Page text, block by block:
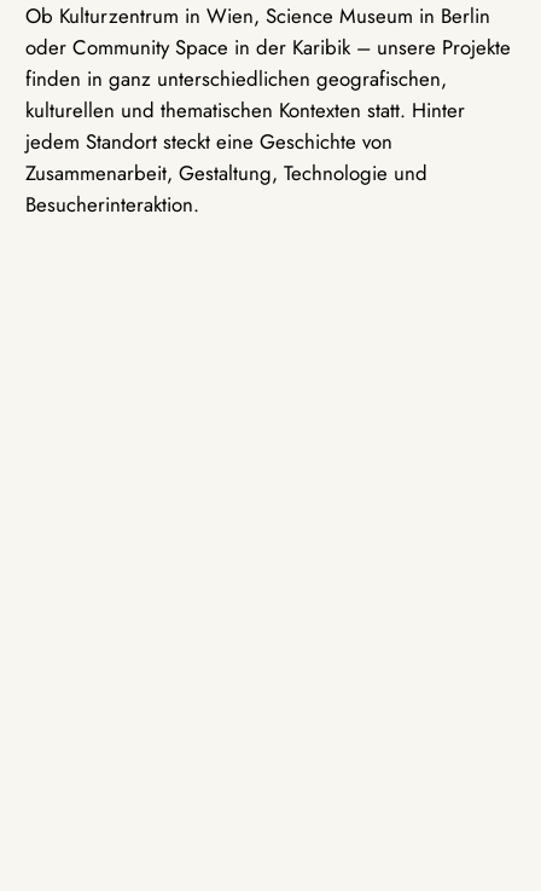
Ob Kulturzentrum in Wien, Science Museum in Berlin
oder Community Space in der Karibik – unsere Projekte
finden in ganz unterschiedlichen geografischen,
kulturellen und thematischen Kontexten statt. Hinter
jedem Standort steckt eine Geschichte von
Zusammenarbeit, Gestaltung, Technologie und
Besucherinteraktion.